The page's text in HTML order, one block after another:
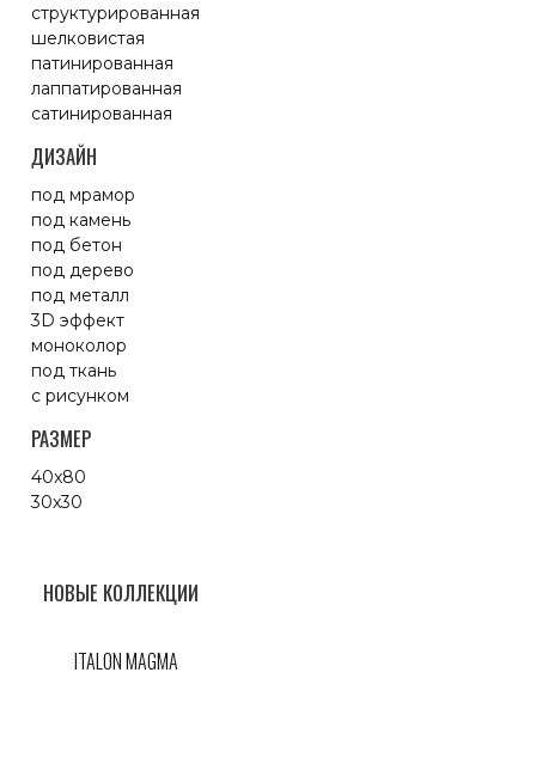
структурированная
шелковистая
патинированная
лаппатированная
сатинированная
ДИЗАЙН
под мрамор
под камень
под бетон
под дерево
под металл
3D эффект
моноколор
под ткань
с рисунком
РАЗМЕР
40x80
30x30
НОВЫЕ КОЛЛЕКЦИИ
ITALON MAGMA